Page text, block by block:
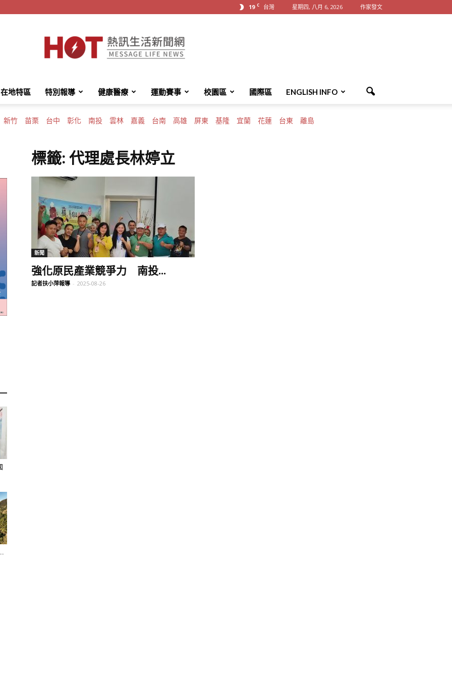
19 C 台灣 星期四, 八月 6, 2026 作家發文
HotMessage
熱
訊
在地特區 特別報導 健康醫療 運動賽事 校園區 國際區 ENGLISH INFO
新竹 苗栗 台中 彰化 南投 雲林 嘉義 台南 高雄 屏東 基隆 宜蘭 花蓮 台東 離島
標籤: 代理處長林婷立
新聞
強化原民產業競爭力 南投...
記者扶小萍報導 - 2025-08-26